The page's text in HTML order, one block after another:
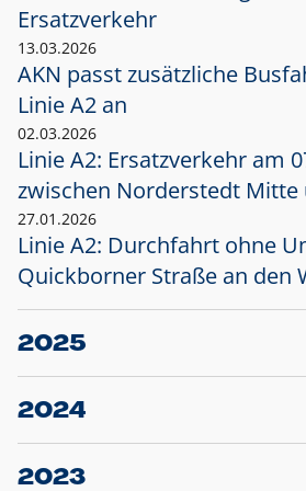
Ersatzverkehr
13.03.2026
AKN passt zusätzliche
Linie A2 an
02.03.2026
Linie A2: Ersatzverkehr am
zwischen Norderstedt Mitte
27.01.2026
Linie A2: Durchfahrt ohne
Quickborner Straße an den
2025
23.12.2025
Projekt S5: Start der
2024
10.12.2024
Großprojekt S5: Sperrung
2023